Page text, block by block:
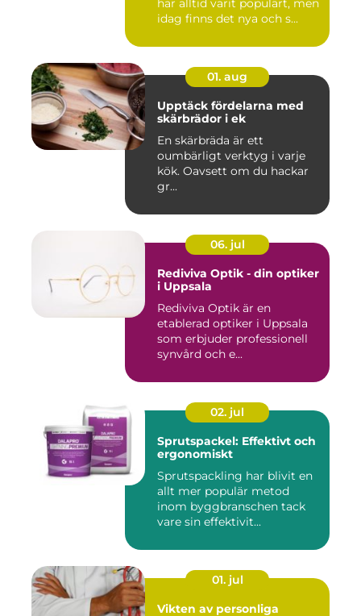
har alltid varit populärt, men
idag finns det nya och s...
01. aug
Upptäck fördelarna med
skärbrädor i ek
En skärbräda är ett
oumbärligt verktyg i varje
kök. Oavsett om du hackar
gr...
06. jul
Rediviva Optik - din optiker
i Uppsala
Rediviva Optik är en
etablerad optiker i Uppsala
som erbjuder professionell
synvård och e...
02. jul
Sprutspackel: Effektivt och
ergonomiskt
Sprutspackling har blivit en
allt mer populär metod
inom byggbranschen tack
vare sin effektivit...
01. jul
Vikten av personliga